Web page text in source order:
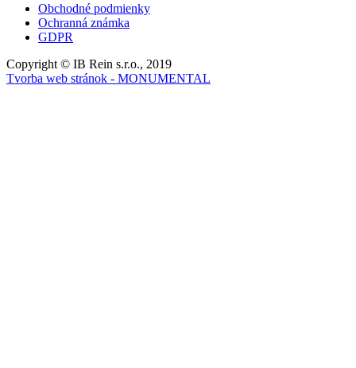
Obchodné podmienky
Ochranná známka
GDPR
Copyright © IB Rein s.r.o., 2019
Tvorba web stránok - MONUMENTAL